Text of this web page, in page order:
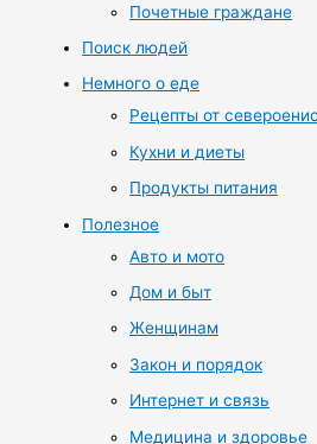
Почетные граждане
Поиск людей
Немного о еде
Рецепты от
Кухни и диеты
Продукты питания
Полезное
Авто и мото
Дом и быт
Женщинам
Закон и порядок
Интернет и связь
Медицина и здоровье